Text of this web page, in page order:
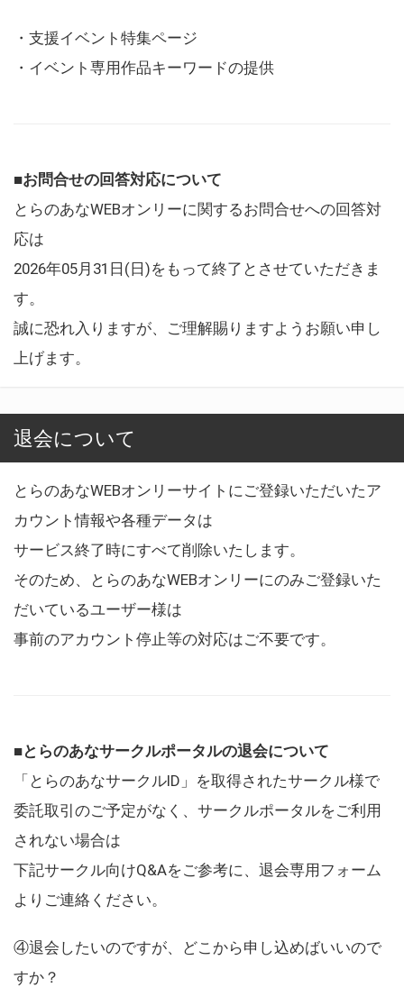
・支援イベント特集ページ
・イベント専用作品キーワードの提供
■お問合せの回答対応について
とらのあなWEBオンリーに関するお問合せへの回答対
応は
2026年05月31日(日)をもって終了とさせていただきま
す。
誠に恐れ入りますが、ご理解賜りますようお願い申し
上げます。
退会について
とらのあなWEBオンリーサイトにご登録いただいたア
カウント情報や各種データは
サービス終了時にすべて削除いたします。
そのため、とらのあなWEBオンリーにのみご登録いた
だいているユーザー様は
事前のアカウント停止等の対応はご不要です。
■とらのあなサークルポータルの退会について
「とらのあなサークルID」を取得されたサークル様で
委託取引のご予定がなく、サークルポータルをご利用
されない場合は
下記サークル向けQ&Aをご参考に、退会専用フォーム
よりご連絡ください。
④退会したいのですが、どこから申し込めばいいので
すか？